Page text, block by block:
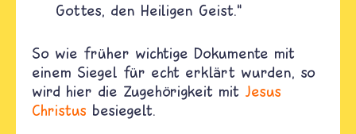
Gottes, den Heiligen Geist.“
So wie früher wichtige Dokumente mit
einem Siegel für echt erklärt wurden, so
wird hier die Zugehörigkeit mit Jesus
Christus besiegelt.